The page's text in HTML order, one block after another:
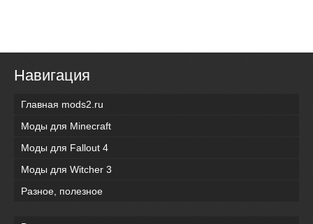
Навигация
Главная mods2.ru
Моды для Minecraft
Моды для Fallout 4
Моды для Witcher 3
Разное, полезное